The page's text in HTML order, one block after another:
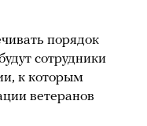
порядок
сотрудники
к которым
ветеранов